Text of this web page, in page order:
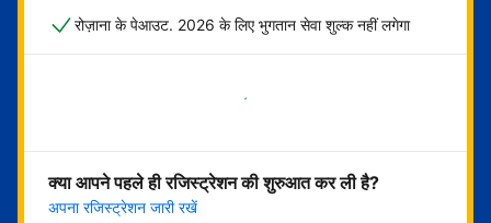
रोज़ाना के पेआउट. 2026 के लिए भुगतान सेवा शुल्क नहीं लगेगा
अभी शुरू करें
क्या आपने पहले ही रजिस्ट्रेशन की शुरुआत कर ली है?
अपना रजिस्ट्रेशन जारी रखें